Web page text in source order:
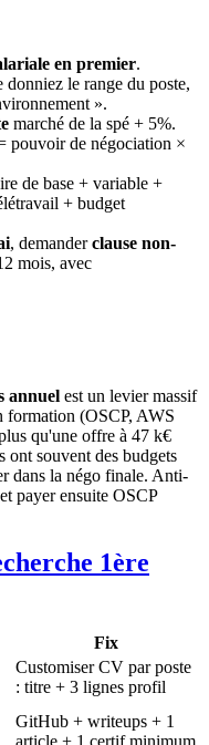
en premier.
donniez le range du poste,
».
marché de la spé + 5%.
pouvoir de négociation ×
de base + variable +
+ budget
, demanderclause non-
mois, avec
annuel est un levier massif
formation (OSCP, AWS
qu'une offre à 47 k€
ont souvent des budgets
dans la négo finale. Anti-
payer ensuite OSCP
1ère
Fix
Customiser CV par poste
: titre + 3 lignes profil
GitHub + writeups + 1
article + 1 certif minimum